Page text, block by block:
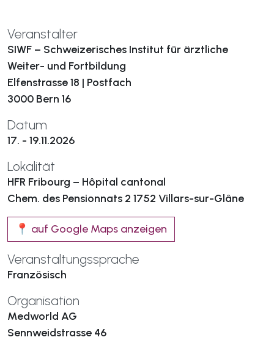
Veranstalter
SIWF – Schweizerisches Institut für ärztliche
Weiter- und Fortbildung
Elfenstrasse 18 | Postfach
3000 Bern 16
Datum
17. - 19.11.2026
Lokalität
HFR Fribourg – Hôpital cantonal
Chem. des Pensionnats 2 1752 Villars-sur-Glâne
📍 auf Google Maps anzeigen
Veranstaltungssprache
Französisch
Organisation
Medworld AG
Sennweidstrasse 46